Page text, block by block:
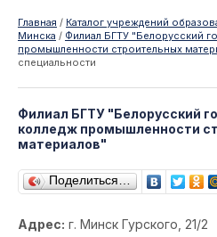
Главная / Каталог учреждений
Минска / Филиал БГТУ "Белорусский
промышленности строительных
специальности
Филиал БГТУ "Белорусский
колледж промышленности
материалов"
Поделиться…
Адрес: г. Минск Гурского, 21/2